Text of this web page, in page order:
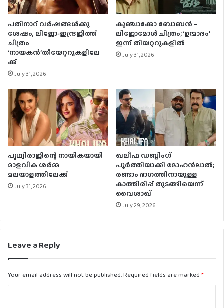
പതിനാറ് വര്‍ഷങ്ങള്‍ക്കു
ശേഷം, ലിജോ-ഇന്ദ്രജിത്ത്
ചിത്രം
‘നായകന്‍’തീയേറ്ററുകളിലേ
ക്ക്
July 31, 2026
കുഞ്ചാക്കോ ബോബന്‍ –
ലിജോമോള്‍ ചിത്രം; ‘ഉന്മാദം’
ഇന്ന് തിയറ്ററുകളില്‍
July 31, 2026
പൃഥ്വിരാജിന്റെ നായികയായി
മാളവിക ശര്‍മ്മ
മലയാളത്തിലേക്ക്
July 31, 2026
ഖലീഫ ഡബ്ബിംഗ്
പൂർത്തിയാക്കി മോഹൻലാൽ;
രണ്ടാം ഭാഗത്തിനായുള്ള
കാത്തിരിപ്പ് തുടങ്ങിയെന്ന്
വൈശാഖ്
July 29, 2026
Leave a Reply
Your email address will not be published.Required fields are marked *